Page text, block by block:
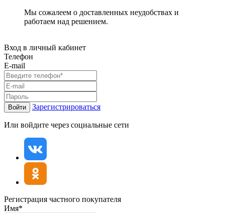
Мы сожалеем о доставленных неудобствах и
работаем над решением.
Вход в личный кабинет
Телефон
E-mail
Войти Зарегистрироваться
Или войдите через социальные сети
Регистрация частного покупателя
Имя*